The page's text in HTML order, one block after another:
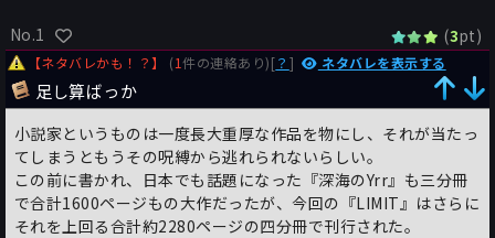
No.1 (3pt)
【ネタバレかも！？】 (1件の連絡あり)[？ ] ネタバレを表示する
足し算ばっか
小説家というものは一度長大重厚な作品を物にし、それが当たっ
てしまうともうその呪縛から逃れられないらしい。
この前に書かれ、日本でも話題になった『深海のYrr』も三分冊
で合計1600ページもの大作だったが、今回の『LIMIT』はさらに
それを上回る合計約2280ページの四分冊で刊行された。